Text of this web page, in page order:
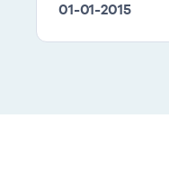
01-01-2015